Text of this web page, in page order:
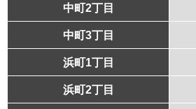
中町2丁目
中町3丁目
浜町1丁目
浜町2丁目